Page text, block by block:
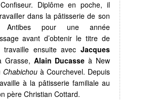
Diplôme en poche, il
dans la pâtisserie de son
pour une année
avant d’obtenir le titre de
travaille ensuite avec Jacques
Alain Ducasse à New
Chabichou à Courchevel. Depuis
à la pâtisserie familiale au
père Christian Cottard.